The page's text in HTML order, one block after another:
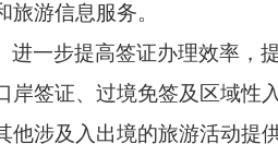
游信息服务。
进一步提高签证办理效率，
岸签证、过境免签及区域性
涉及入出境的旅游活动提